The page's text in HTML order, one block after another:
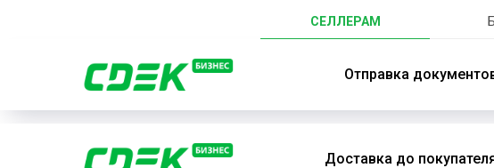
СЕЛЛЕРАМ
Отправка
Доставка до